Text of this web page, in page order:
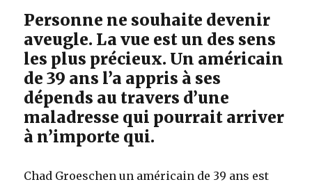
Personne ne souhaite devenir
aveugle. La vue est un des sens
les plus précieux. Un américain
de 39 ans l’a appris à ses
dépends au travers d’une
maladresse qui pourrait arriver
à n’importe qui.
Chad Groeschen un américain de 39 ans est